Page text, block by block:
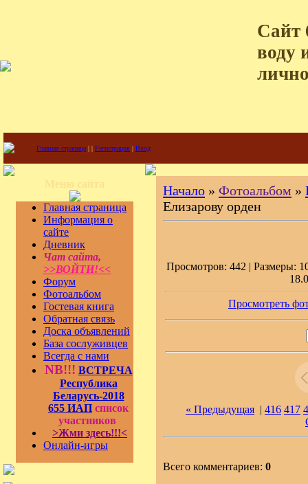
Сайт
воду
Главная страница | | Регистрация | Вход
Главная страница
Информация о
сайте
Дневник
Чат сайта,
>>ВОЙТИ!<<
Форум
Фотоальбом
Гостевая книга
Обратная связь
Доска объявлений
База сослуживцев
Всегда с нами
NB!!! ВСТРЕЧА
Республика
Беларусь-2018
655 ИАП список
участников
>Жми здесь!!!<
Онлайн-игры
Начало » Фотоальбом »
Елизарову орден
Просмотров: 442 | Размеры:
Просмотреть
« Предыдущая | 416 417
Всего комментариев: 0